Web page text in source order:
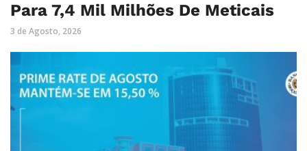
Para 7,4 Mil Milhões De Meticais
3 de Agosto, 2026